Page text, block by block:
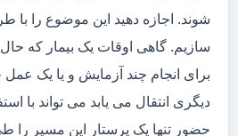
شوند. اجازه دهید این موضوع را با
سازیم. گاهی اوقات یک بیمار که
برای انجام چند آزمایش و یا یک عمل
دیگری انتقال می یابد می تواند با
حضور تنها یک پرستار این مسیر را